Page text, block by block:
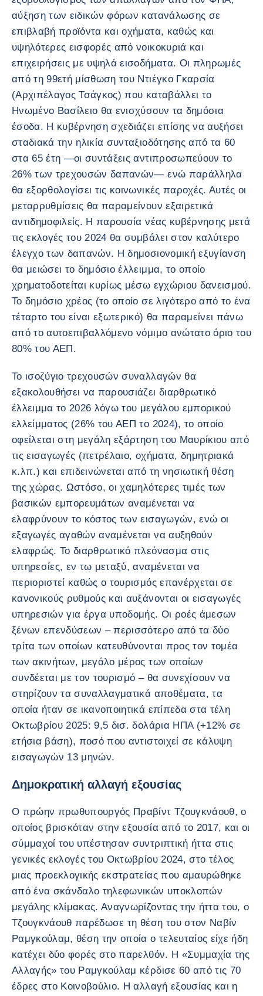
αύξηση των ειδικών φόρων κατανάλωσης σε
επιβλαβή προϊόντα και οχήματα, καθώς και
υψηλότερες εισφορές από νοικοκυριά και
επιχειρήσεις με υψηλά εισοδήματα. Οι πληρωμές
από τη 99ετή μίσθωση του Ντιέγκο Γκαρσία
(Αρχιπέλαγος Τσάγκος) που καταβάλλει το
Ηνωμένο Βασίλειο θα ενισχύσουν τα δημόσια
έσοδα. Η κυβέρνηση σχεδιάζει επίσης να αυξήσει
σταδιακά την ηλικία συνταξιοδότησης από τα 60
στα 65 έτη —οι συντάξεις αντιπροσωπεύουν το
26% των τρεχουσών δαπανών— ενώ παράλληλα
θα εξορθολογίσει τις κοινωνικές παροχές. Αυτές οι
μεταρρυθμίσεις θα παραμείνουν εξαιρετικά
αντιδημοφιλείς. Η παρουσία νέας κυβέρνησης μετά
τις εκλογές του 2024 θα συμβάλει στον καλύτερο
έλεγχο των δαπανών. Η δημοσιονομική εξυγίανση
θα μειώσει το δημόσιο έλλειμμα, το οποίο
χρηματοδοτείται κυρίως μέσω εγχώριου δανεισμού.
Το δημόσιο χρέος (το οποίο σε λιγότερο από το ένα
τέταρτο του είναι εξωτερικό) θα παραμείνει πάνω
από το αυτοεπιβαλλόμενο νόμιμο ανώτατο όριο του
80% του ΑΕΠ.
Το ισοζύγιο τρεχουσών συναλλαγών θα
εξακολουθήσει να παρουσιάζει διαρθρωτικό
έλλειμμα το 2026 λόγω του μεγάλου εμπορικού
ελλείμματος (26% του ΑΕΠ το 2024), το οποίο
οφείλεται στη μεγάλη εξάρτηση του Μαυρίκιου από
τις εισαγωγές (πετρέλαιο, οχήματα, δημητριακά
κ.λπ.) και επιδεινώνεται από τη νησιωτική θέση
της χώρας. Ωστόσο, οι χαμηλότερες τιμές των
βασικών εμπορευμάτων αναμένεται να
ελαφρύνουν το κόστος των εισαγωγών, ενώ οι
εξαγωγές αγαθών αναμένεται να αυξηθούν
ελαφρώς. Το διαρθρωτικό πλεόνασμα στις
υπηρεσίες, εν τω μεταξύ, αναμένεται να
περιοριστεί καθώς ο τουρισμός επανέρχεται σε
κανονικούς ρυθμούς και αυξάνονται οι εισαγωγές
υπηρεσιών για έργα υποδομής. Οι ροές άμεσων
ξένων επενδύσεων – περισσότερο από τα δύο
τρίτα των οποίων κατευθύνονται προς τον τομέα
των ακινήτων, μεγάλο μέρος των οποίων
συνδέεται με τον τουρισμό – θα συνεχίσουν να
στηρίζουν τα συναλλαγματικά αποθέματα, τα
οποία ήταν σε ικανοποιητικά επίπεδα στα τέλη
Οκτωβρίου 2025: 9,5 δισ. δολάρια ΗΠΑ (+12% σε
ετήσια βάση), ποσό που αντιστοιχεί σε κάλυψη
εισαγωγών 13 μηνών.
Δημοκρατική αλλαγή εξουσίας
Ο πρώην πρωθυπουργός Πραβίντ Τζουγκνάουθ, ο
οποίος βρισκόταν στην εξουσία από το 2017, και οι
σύμμαχοί του υπέστησαν συντριπτική ήττα στις
γενικές εκλογές του Οκτωβρίου 2024, στο τέλος
μιας προεκλογικής εκστρατείας που αμαυρώθηκε
από ένα σκάνδαλο τηλεφωνικών υποκλοπών
μεγάλης κλίμακας. Αναγνωρίζοντας την ήττα του, ο
Τζουγκνάουθ παρέδωσε τη θέση του στον Ναβίν
Ραμγκούλαμ, θέση την οποία ο τελευταίος είχε ήδη
κατέχει δύο φορές στο παρελθόν. Η «Συμμαχία της
Αλλαγής» του Ραμγκούλαμ κέρδισε 60 από τις 70
έδρες στο Κοινοβούλιο. Η αλλαγή εξουσίας και η